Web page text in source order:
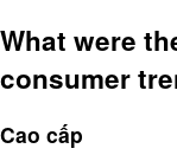
What were
consumer
Cao cấp